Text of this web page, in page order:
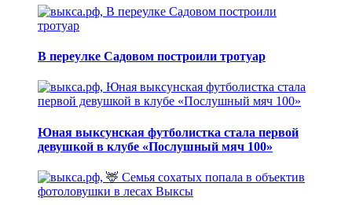
В переулке Садовом построили тротуар
Юная выксунская футболистка стала первой
девушкой в клубе «Послушный мяч 100»